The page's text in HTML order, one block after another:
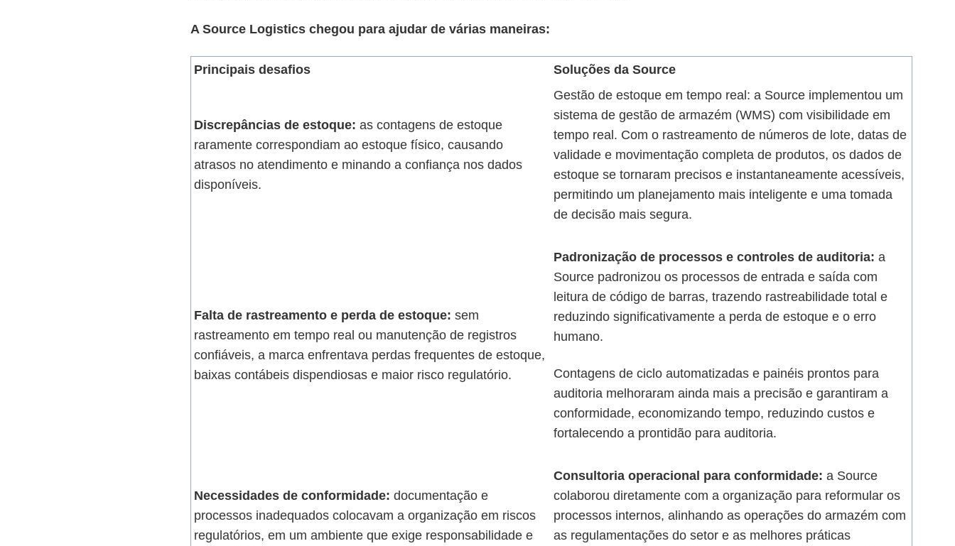
A Source Logistics chegou para ajudar de várias maneiras:
Principais desafios Soluções da Source
Discrepâncias de estoque: as contagens de estoque
raramente correspondiam ao estoque físico, causando
atrasos no atendimento e minando a confiança nos dados
disponíveis.
Gestão de estoque em tempo real: a Source implementou um
sistema de gestão de armazém (WMS) com visibilidade em
tempo real. Com o rastreamento de números de lote, datas de
validade e movimentação completa de produtos, os dados de
estoque se tornaram precisos e instantaneamente acessíveis,
permitindo um planejamento mais inteligente e uma tomada
de decisão mais segura.
Falta de rastreamento e perda de estoque: sem
rastreamento em tempo real ou manutenção de registros
confiáveis, a marca enfrentava perdas frequentes de estoque,
baixas contábeis dispendiosas e maior risco regulatório.
Padronização de processos e controles de auditoria: a
Source padronizou os processos de entrada e saída com
leitura de código de barras, trazendo rastreabilidade total e
reduzindo significativamente a perda de estoque e o erro
humano.
Contagens de ciclo automatizadas e painéis prontos para
auditoria melhoraram ainda mais a precisão e garantiram a
conformidade, economizando tempo, reduzindo custos e
fortalecendo a prontidão para auditoria.
Necessidades de conformidade: documentação e
processos inadequados colocavam a organização em riscos
regulatórios, em um ambiente que exige responsabilidade e
Consultoria operacional para conformidade: a Source
colaborou diretamente com a organização para reformular os
processos internos, alinhando as operações do armazém com
as regulamentações do setor e as melhores práticas